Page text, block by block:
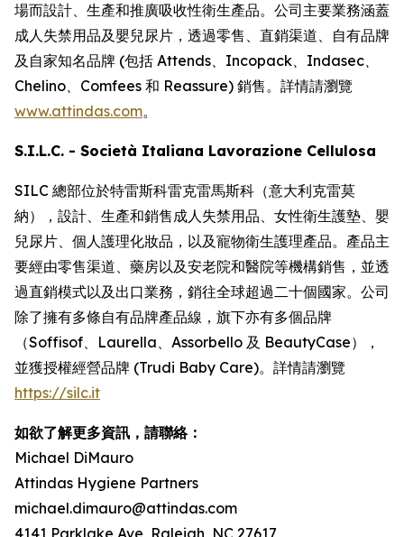
場而設計、生產和推廣吸收性衛生產品。公司主要業務涵蓋
成人失禁用品及嬰兒尿片，透過零售、直銷渠道、自有品牌
及自家知名品牌 (包括 Attends、Incopack、Indasec、
Chelino、Comfees 和 Reassure) 銷售。詳情請瀏覽
www.attindas.com。
S.I.L.C. - Società Italiana Lavorazione Cellulosa
SILC 總部位於特雷斯科雷克雷馬斯科（意大利克雷莫
納），設計、生產和銷售成人失禁用品、女性衛生護墊、嬰
兒尿片、個人護理化妝品，以及寵物衛生護理產品。產品主
要經由零售渠道、藥房以及安老院和醫院等機構銷售，並透
過直銷模式以及出口業務，銷往全球超過二十個國家。公司
除了擁有多條自有品牌產品線，旗下亦有多個品牌
（Soffisof、Laurella、Assorbello 及 BeautyCase），
並獲授權經營品牌 (Trudi Baby Care)。詳情請瀏覽
https://silc.it
如欲了解更多資訊，請聯絡：
Michael DiMauro
Attindas Hygiene Partners
michael.dimauro@attindas.com
4141 Parklake Ave, Raleigh, NC 27617